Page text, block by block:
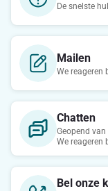
De snelste
Mailen
We reageren
Chatten
Geopend
We reageren
Bel onze